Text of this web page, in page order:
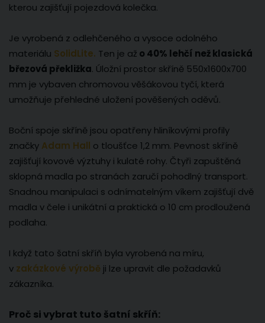
kterou zajišťují pojezdová kolečka.
Je vyrobená z odlehčeného a vysoce odolného
materiálu SolidLite. Ten je až o 40% lehčí než klasická
březová překližka. Úložní prostor skříně 550x1600x700
mm je vybaven chromovou věšákovou tyčí, která
umožňuje přehledné uložení pověšených oděvů.
Boční spoje skříně jsou opatřeny hliníkovými profily
značky Adam Hall o tloušťce 1,2 mm. Pevnost skříně
zajišťují kovové výztuhy i kulaté rohy. Čtyři zapuštěná
sklopná madla po stranách zaručí pohodlný transport.
Snadnou manipulaci s odnímatelným víkem zajišťují dvě
madla v čele i unikátní a praktická o 10 cm prodloužená
podlaha.
I když tato šatní skříň byla vyrobená na míru,
v zakázkové výrobě ji lze upravit dle požadavků
zákazníka.
Proč si vybrat tuto šatní skříň: